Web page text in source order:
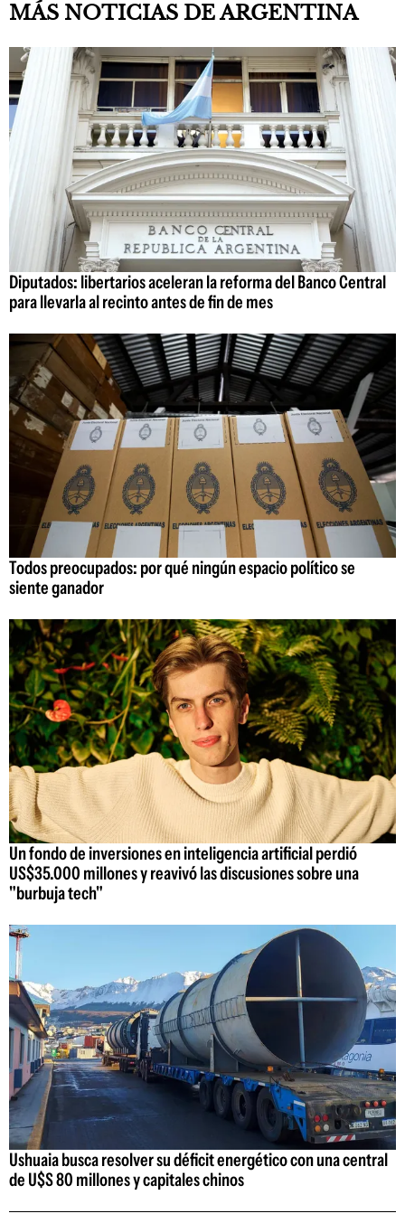
MÁS NOTICIAS DE ARGENTINA
Diputados: libertarios aceleran la reforma del Banco Central
para llevarla al recinto antes de fin de mes
Todos preocupados: por qué ningún espacio político se
siente ganador
Un fondo de inversiones en inteligencia artificial perdió
US$35.000 millones y reavivó las discusiones sobre una
"burbuja tech"
Ushuaia busca resolver su déficit energético con una central
de U$S 80 millones y capitales chinos